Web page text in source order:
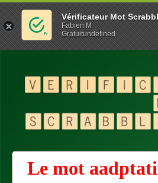
Le mot
Vérificateur Mot
Fabien M
Gratuitundefined